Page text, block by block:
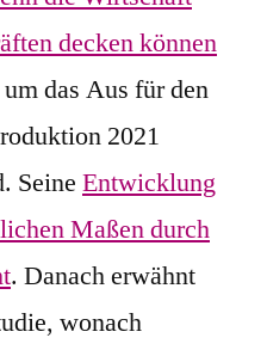
decken können
das Aus für den
2021
Seine Entwicklung
Maßen durch
. Danach erwähnt
wonach